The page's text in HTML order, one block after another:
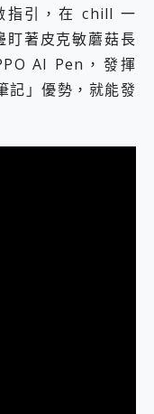
指引，在 chill 一
著皮克敏蘑菇長
AI Pen，發揮
記」優勢，就能發